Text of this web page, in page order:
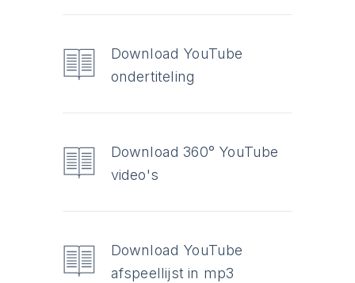
Download YouTube
ondertiteling
Download 360° YouTube
video's
Download YouTube
afspeellijst in mp3